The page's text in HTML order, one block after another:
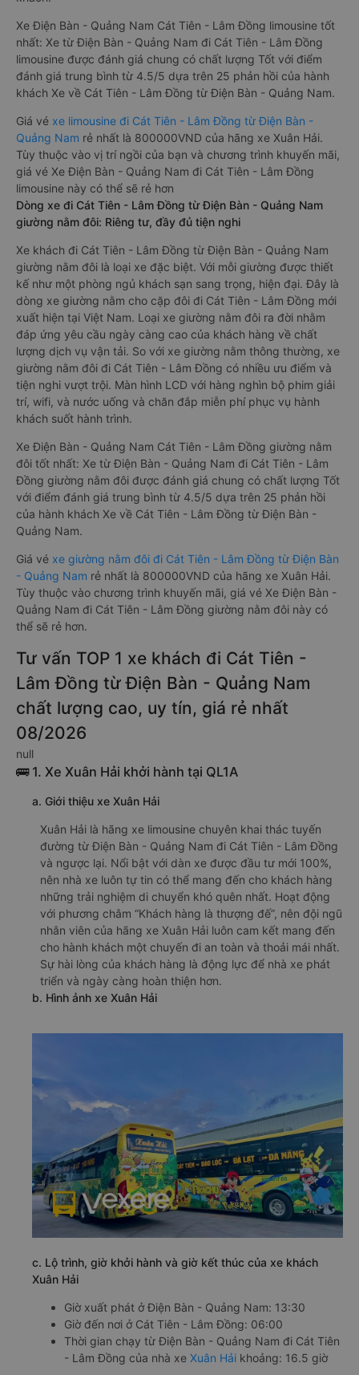
Xe Điện Bàn - Quảng Nam Cát Tiên - Lâm Đồng limousine tốt
nhất: Xe từ Điện Bàn - Quảng Nam đi Cát Tiên - Lâm Đồng
limousine được đánh giá chung có chất lượng Tốt với điểm
đánh giá trung bình từ 4.5/5 dựa trên 25 phản hồi của hành
khách Xe về Cát Tiên - Lâm Đồng từ Điện Bàn - Quảng Nam.
Giá vé xe limousine đi Cát Tiên - Lâm Đồng từ Điện Bàn -
Quảng Nam rẻ nhất là 800000VND của hãng xe Xuân Hải.
Tùy thuộc vào vị trí ngồi của bạn và chương trình khuyến mãi,
giá vé Xe Điện Bàn - Quảng Nam đi Cát Tiên - Lâm Đồng
limousine này có thể sẽ rẻ hơn
Dòng xe đi Cát Tiên - Lâm Đồng từ Điện Bàn - Quảng Nam
giường nằm đôi: Riêng tư, đầy đủ tiện nghi
Xe khách đi Cát Tiên - Lâm Đồng từ Điện Bàn - Quảng Nam
giường nằm đôi là loại xe đặc biệt. Với mỗi giường được thiết
kế như một phòng ngủ khách sạn sang trọng, hiện đại. Đây là
dòng xe giường nằm cho cặp đôi đi Cát Tiên - Lâm Đồng mới
xuất hiện tại Việt Nam. Loại xe giường nằm đôi ra đời nhằm
đáp ứng yêu cầu ngày càng cao của khách hàng về chất
lượng dịch vụ vận tải. So với xe giường nằm thông thường, xe
giường nằm đôi đi Cát Tiên - Lâm Đồng có nhiều ưu điểm và
tiện nghi vượt trội. Màn hình LCD với hàng nghìn bộ phim giải
trí, wifi, và nước uống và chăn đắp miễn phí phục vụ hành
khách suốt hành trình.
Xe Điện Bàn - Quảng Nam Cát Tiên - Lâm Đồng giường nằm
đôi tốt nhất: Xe từ Điện Bàn - Quảng Nam đi Cát Tiên - Lâm
Đồng giường nằm đôi được đánh giá chung có chất lượng Tốt
với điểm đánh giá trung bình từ 4.5/5 dựa trên 25 phản hồi
của hành khách Xe về Cát Tiên - Lâm Đồng từ Điện Bàn -
Quảng Nam.
Giá vé xe giường nằm đôi đi Cát Tiên - Lâm Đồng từ Điện Bàn
- Quảng Nam rẻ nhất là 800000VND của hãng xe Xuân Hải.
Tùy thuộc vào chương trình khuyến mãi, giá vé Xe Điện Bàn -
Quảng Nam đi Cát Tiên - Lâm Đồng giường nằm đôi này có
thể sẽ rẻ hơn.
Tư vấn TOP 1 xe khách đi Cát Tiên -
Lâm Đồng từ Điện Bàn - Quảng Nam
chất lượng cao, uy tín, giá rẻ nhất
08/2026
null
🚌 1. Xe Xuân Hải khởi hành tại QL1A
a. Giới thiệu xe Xuân Hải
Xuân Hải là hãng xe limousine chuyên khai thác tuyến
đường từ Điện Bàn - Quảng Nam đi Cát Tiên - Lâm Đồng
và ngược lại. Nổi bật với dàn xe được đầu tư mới 100%,
nên nhà xe luôn tự tin có thể mang đến cho khách hàng
những trải nghiệm di chuyển khó quên nhất. Hoạt động
với phương châm “Khách hàng là thượng đế”, nên đội ngũ
nhân viên của hãng xe Xuân Hải luôn cam kết mang đến
cho hành khách một chuyến đi an toàn và thoải mái nhất.
Sự hài lòng của khách hàng là động lực để nhà xe phát
triển và ngày càng hoàn thiện hơn.
b. Hình ảnh xe Xuân Hải
c. Lộ trình, giờ khởi hành và giờ kết thúc của xe khách
Xuân Hải
Giờ xuất phát ở Điện Bàn - Quảng Nam: 13:30
Giờ đến nơi ở Cát Tiên - Lâm Đồng: 06:00
Thời gian chạy từ Điện Bàn - Quảng Nam đi Cát Tiên
- Lâm Đồng của nhà xe Xuân Hải khoảng: 16.5 giờ